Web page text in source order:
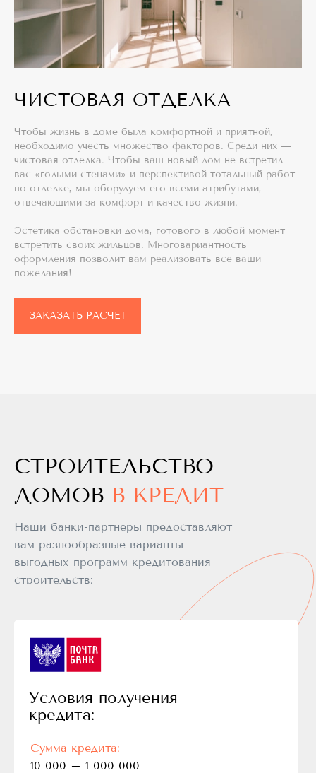
ЧИСТОВАЯ ОТДЕЛКА
Чтобы жизнь в доме была комфортной и приятной,
необходимо учесть множество факторов. Среди них —
чистовая отделка. Чтобы ваш новый дом не встретил
вас «голыми стенами» и перспективой тотальный работ
по отделке, мы оборудуем его всеми атрибутами,
отвечающими за комфорт и качество жизни.
Эстетика обстановки дома, готового в любой момент
встретить своих жильцов. Многовариантность
оформления позволит вам реализовать все ваши
пожелания!
ЗАКАЗАТЬ РАСЧЕТ
СТРОИТЕЛЬСТВО
ДОМОВ В КРЕДИТ
Наши банки-партнеры предоставляют
вам разнообразные варианты
выгодных программ кредитования
строительств:
Условия получения
кредита:
Сумма кредита:
10 000 – 1 000 000